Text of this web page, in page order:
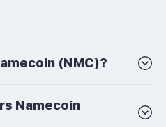
(NMC)?
Namecoin